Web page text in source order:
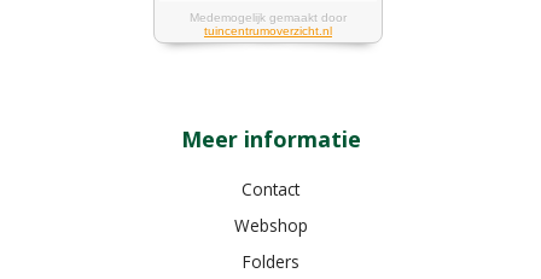
Meer informatie
Contact
Webshop
Folders